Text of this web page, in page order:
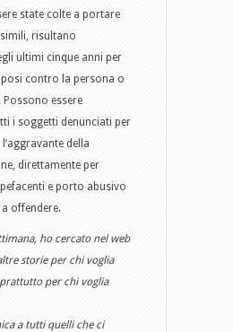
state colte a portare
risultano
ultimi cinque anni per
contro la persona o
essere
i soggetti denunciati per
della
direttamente per
e porto abusivo
offendere.
ho cercato nel web
storie per chi voglia
per chi voglia
a tutti quelli che ci